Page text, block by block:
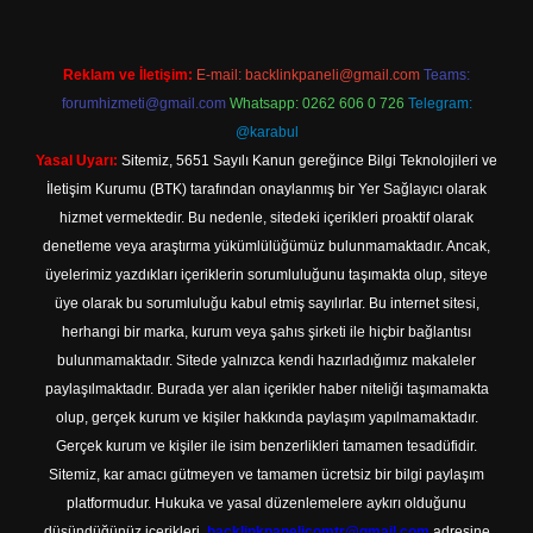
Reklam ve İletişim: E-mail: backlinkpaneli@gmail.com Teams:
forumhizmeti@gmail.com Whatsapp: 0262 606 0 726 Telegram:
@karabul
Yasal Uyarı: Sitemiz, 5651 Sayılı Kanun gereğince Bilgi Teknolojileri ve
İletişim Kurumu (BTK) tarafından onaylanmış bir Yer Sağlayıcı olarak
hizmet vermektedir. Bu nedenle, sitedeki içerikleri proaktif olarak
denetleme veya araştırma yükümlülüğümüz bulunmamaktadır. Ancak,
üyelerimiz yazdıkları içeriklerin sorumluluğunu taşımakta olup, siteye
üye olarak bu sorumluluğu kabul etmiş sayılırlar. Bu internet sitesi,
herhangi bir marka, kurum veya şahıs şirketi ile hiçbir bağlantısı
bulunmamaktadır. Sitede yalnızca kendi hazırladığımız makaleler
paylaşılmaktadır. Burada yer alan içerikler haber niteliği taşımamakta
olup, gerçek kurum ve kişiler hakkında paylaşım yapılmamaktadır.
Gerçek kurum ve kişiler ile isim benzerlikleri tamamen tesadüfidir.
Sitemiz, kar amacı gütmeyen ve tamamen ücretsiz bir bilgi paylaşım
platformudur. Hukuka ve yasal düzenlemelere aykırı olduğunu